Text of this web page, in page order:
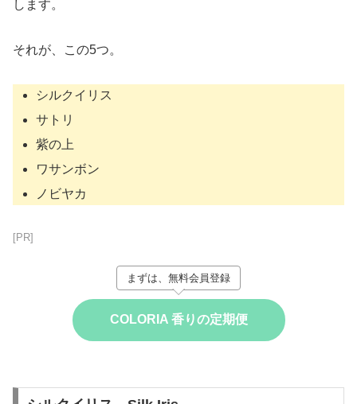
します。
それが、この5つ。
シルクイリス
サトリ
紫の上
ワサンボン
ノビヤカ
[PR]
まずは、無料会員登録
COLORIA 香りの定期便